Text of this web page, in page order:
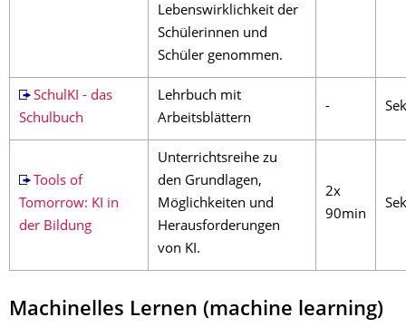
Lebenswirklichkeit der
Schülerinnen und
Schüler genommen.
SchulKI - das
Schulbuch
Lehrbuch mit
Arbeitsblättern
-
Tools of
Tomorrow: KI in
der Bildung
Unterrichtsreihe zu
den Grundlagen,
Möglichkeiten und
Herausforderungen
von KI.
2x
90min
Machinelles Lernen (machine learning)